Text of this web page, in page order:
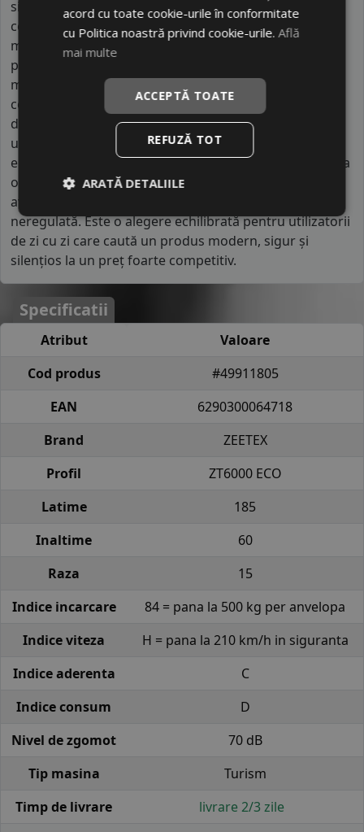
siguranță. Diferențiatorul major al Zeetex față de
competitorii chinezi este accentul pus pe protecția
mediului și confortul acustic, anvelopele lor fiind
printre cele mai silențioase din segmentul de preț
mediu. În timp ce alte branduri prioritizează doar
costul, Zeetex se distinge prin utilizarea unor compuși
de siliciu care asigură o frânare eficientă pe carosabil
umed, obținând calificative foarte bune la testele
europene. Structura anvelopei este proiectată pentru a
oferi un echilibru între manevrabilitate și longevitate,
având un design al benzii de rulare care previne uzura
neregulată. Este o alegere echilibrată pentru utilizatorii
de zi cu zi care caută un produs modern, sigur și
silențios la un preț foarte competitiv.
Specificatii
Atribut
Valoare
Cod produs
#49911805
EAN
6290300064718
Brand
ZEETEX
Profil
ZT6000 ECO
Latime
185
Inaltime
60
Raza
15
Indice incarcare
84 = pana la 500 kg per anvelopa
Indice viteza
H = pana la 210 km/h in siguranta
Indice aderenta
C
Indice consum
D
Nivel de zgomot
70 dB
Tip masina
Turism
Timp de livrare
livrare 2/3 zile
acord cu toate cookie-urile în conformitate
cu Politica noastră privind cookie-urile.Află
mai multe
ACCEPTĂ TOATE
REFUZĂ TOT
ARATĂ DETALIILE